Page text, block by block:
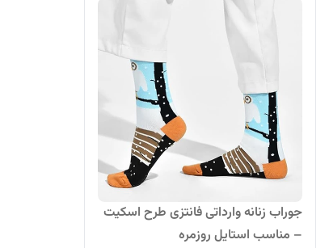
جوراب زنانه وارداتی فانتزی طرح اسکیت
– مناسب استایل روزمره